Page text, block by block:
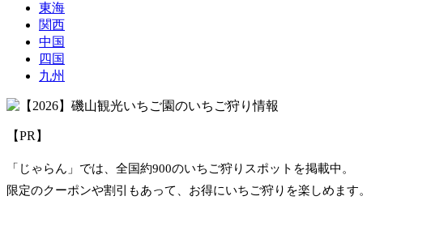
東海
関西
中国
四国
九州
【PR】
「じゃらん」では、全国約900のいちご狩りスポットを掲載中。
限定のクーポンや割引もあって、お得にいちご狩りを楽しめます。